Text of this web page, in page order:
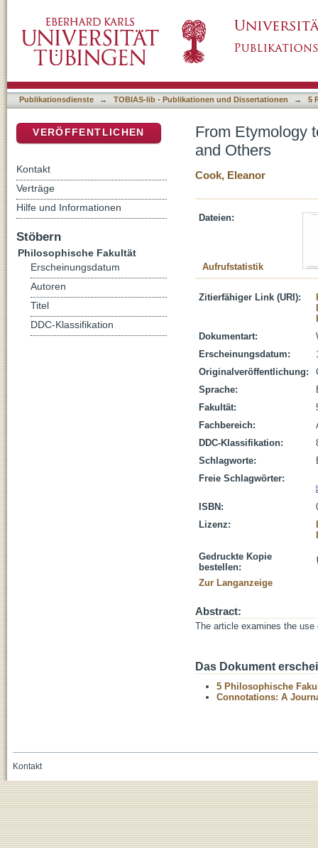
Publikationsdienste → TOBIAS-lib - Publikationen und Dissertationen → 5
From Etymology
and Others
Cook, Eleanor
Dateien:
Aufrufstatistik
Zitierfähiger Link (URI):
Dokumentart:
Erscheinungsdatum:
Originalveröffentlichung:
Sprache:
Fakultät:
Fachbereich:
DDC-Klassifikation:
Schlagworte:
Freie Schlagwörter:
ISBN:
Lizenz:
Gedruckte Kopie
bestellen:
Zur Langanzeige
Abstract:
The article examines the
Das Dokument
5 Philosophische
Connotations: A
VERÖFFENTLICHEN
Kontakt
Verträge
Hilfe und Informationen
Stöbern
Philosophische Fakultät
Erscheinungsdatum
Autoren
Titel
DDC-Klassifikation
Kontakt